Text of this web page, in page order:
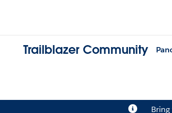
Trailblazer Community